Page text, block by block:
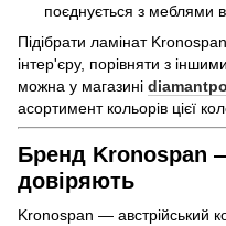
поєднується з меблями
Підібрати ламінат
інтер'єру, порівняти з
можна у магазині
асортимент кольорів цієї
Бренд Kronospan
довіряють
Kronospan — австрійський